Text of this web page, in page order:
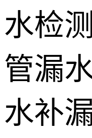
水检
管漏
水补